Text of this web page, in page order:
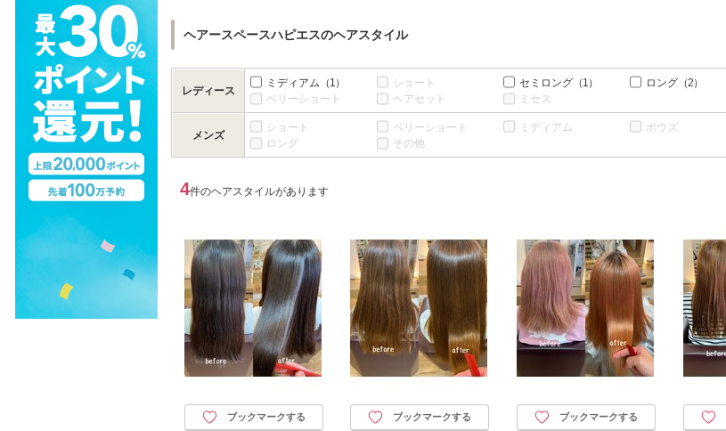
ヘアースペースハピエスのヘアスタイル
レディース
ミディアム （1） ショート セミロング （1） ロング （2）
ベリーショート
ヘアセット ミセス
メンズ
ショート ベリーショート ミディアム
ボウズ
ロング
その他
4件のヘアスタイルがあります
ブックマークする ブックマークする ブックマークする